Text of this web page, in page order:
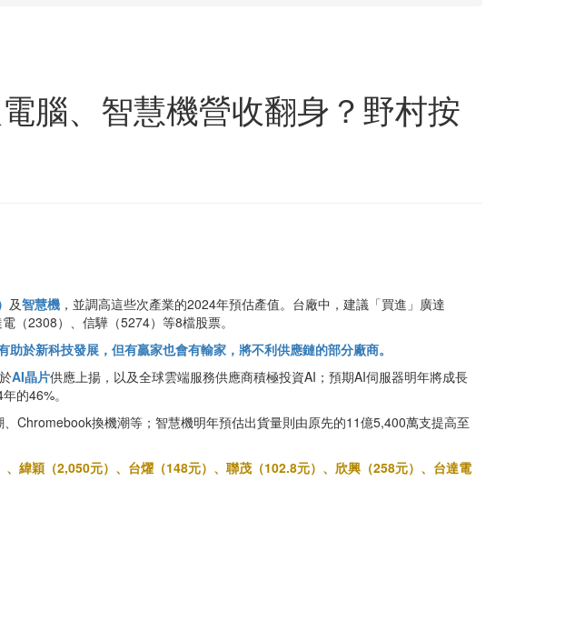
腦、智慧機營收翻身？野村按
及智慧機 ，並調高這些次產業的2024年預估產值。台廠中，建議「買進」廣達
（2308）、信驊（5274）等8檔股票。
於新科技發展，但有贏家也會有輸家，將不利供應鏈的部分廠商。
AI晶片供應上揚，以及全球雲端服務供應商積極投資AI；預期AI伺服器明年將成長
的46%。
Chromebook換機潮等；智慧機明年預估出貨量則由原先的11億5,400萬支提高至
緯穎（2,050元）、台燿（148元）、聯茂（102.8元）、欣興（258元）、台達電